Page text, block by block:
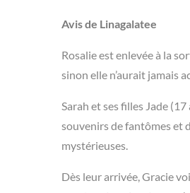
Avis de Linagalatee
Rosalie est enlevée à la
sinon elle n’aurait jamais
Sarah et ses filles Jade
souvenirs de fantômes et
mystérieuses.
Dès leur arrivée, Gracie